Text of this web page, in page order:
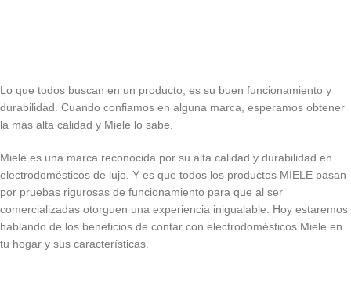
Lo que todos buscan en un producto, es su buen funcionamiento y
durabilidad. Cuando confiamos en alguna marca, esperamos obtener
la más alta calidad y Miele lo sabe.
Miele es una marca reconocida por su alta calidad y durabilidad en
electrodomésticos de lujo. Y es que todos los productos MIELE pasan
por pruebas rigurosas de funcionamiento para que al ser
comercializadas otorguen una experiencia inigualable. Hoy estaremos
hablando de los beneficios de contar con electrodomésticos Miele en
tu hogar y sus características.